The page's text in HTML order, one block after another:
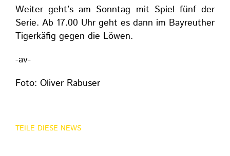
Weiter geht’s am Sonntag mit Spiel fünf der
Serie. Ab 17.00 Uhr geht es dann im Bayreuther
Tigerkäfig gegen die Löwen.
-av-
Foto: Oliver Rabuser
TEILE DIESE NEWS